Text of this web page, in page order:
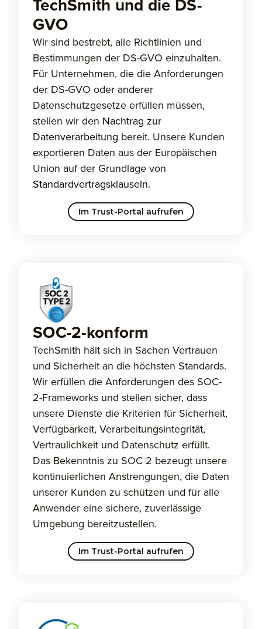
TechSmith und die DS-
GVO
Wir sind bestrebt, alle Richtlinien und
Bestimmungen der DS-GVO einzuhalten.
Für Unternehmen, die die Anforderungen
der DS-GVO oder anderer
Datenschutzgesetze erfüllen müssen,
stellen wir den Nachtrag zur
Datenverarbeitung bereit. Unsere Kunden
exportieren Daten aus der Europäischen
Union auf der Grundlage von
Standardvertragsklauseln.
Im Trust-Portal aufrufen
SOC-2-konform
TechSmith hält sich in Sachen Vertrauen
und Sicherheit an die höchsten Standards.
Wir erfüllen die Anforderungen des SOC-
2-Frameworks und stellen sicher, dass
unsere Dienste die Kriterien für Sicherheit,
Verfügbarkeit, Verarbeitungsintegrität,
Vertraulichkeit und Datenschutz erfüllt.
Das Bekenntnis zu SOC 2 bezeugt unsere
kontinuierlichen Anstrengungen, die Daten
unserer Kunden zu schützen und für alle
Anwender eine sichere, zuverlässige
Umgebung bereitzustellen.
Im Trust-Portal aufrufen